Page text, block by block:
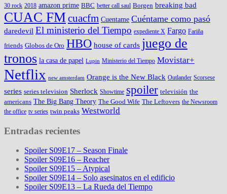
30 rock 2018 amazon prime BBC better call saul Borgen breaking bad
CUAC FMcuacfm Cuentame Cuéntame como pasó
daredevil El ministerio del Tiempo expediente X Fargo Fariña
friends Globos de Oro HBO house of cards juego de
tronos la casa de papel Lupin Ministerio del Tiempo Movistar+
Netflix new amsterdam Orange is the New Black Outlander Scorsese
series series television Sherlock Showtime spoiler televisión the
americans The Big Bang Theory The Good Wife The Leftovers the Newsroom
the office tv series twin peaks Westworld
Entradas recientes
Spoiler S09E17 – Season Finale
Spoiler S09E16 – Reacher
Spoiler S09E15 – Atypical
Spoiler S09E14 – Solo asesinatos en el edificio
Spoiler S09E13 – La Rueda del Tiempo